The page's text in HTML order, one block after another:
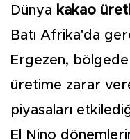
Dünya kakao
Batı Afrika'da
Ergezen,
üretime zarar
piyasaları
El Nino